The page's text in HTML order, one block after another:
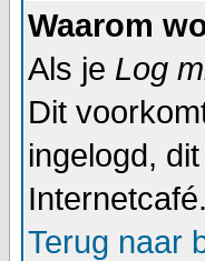
Waarom
Als je Log
Dit
ingelogd,
Internetcafé.
Terug naar